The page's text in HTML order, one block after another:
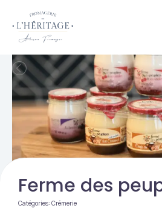
contenu
Ferme des
Catégories: Crémerie